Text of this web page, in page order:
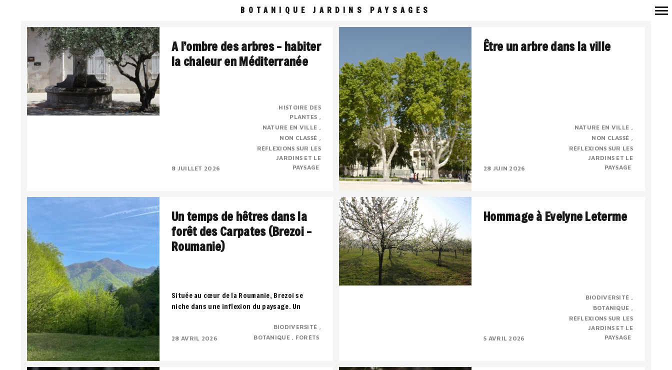
principale
BOTANIQUE JARDINS PAYSAGES
A l’ombre des arbres – habiter
la chaleur en Méditerranée
La Méditerranée, une civilisation de l’ombre
Le sud intériorisé, presque mystique dont la
lumière a quelque chose à voir avec le sacré.
8 JUILLET 2026
HISTOIRE DES
PLANTES
NATURE EN VILLE
NON CLASSÉ
RÉFLEXIONS SUR LES
JARDINS ET LE
PAYSAGE
Être un arbre dans la ville
Véronique Mure, botaniste, membre
correspondant de l’Académie d’Arles
Conférence du 17 mai 2026, à l’occasion de la
28 JUIN 2026
NATURE EN VILLE
NON CLASSÉ
RÉFLEXIONS SUR LES
JARDINS ET LE
PAYSAGE
Un temps de hêtres dans la
forêt des Carpates (Brezoi –
Roumanie)
Située au cœur de la Roumanie, Brezoi se
niche dans une inflexion du paysage. Un
28 AVRIL 2026
BIODIVERSITÉ
BOTANIQUE
FORÊTS
Hommage à Evelyne Leterme
Evelyne Leterme vient de nous quitter
prématurément. Je voudrai rendre un
hommage personnel, pour dire combien j’ai
5 AVRIL 2026
BIODIVERSITÉ
BOTANIQUE
RÉFLEXIONS SUR LES
JARDINS ET LE
PAYSAGE